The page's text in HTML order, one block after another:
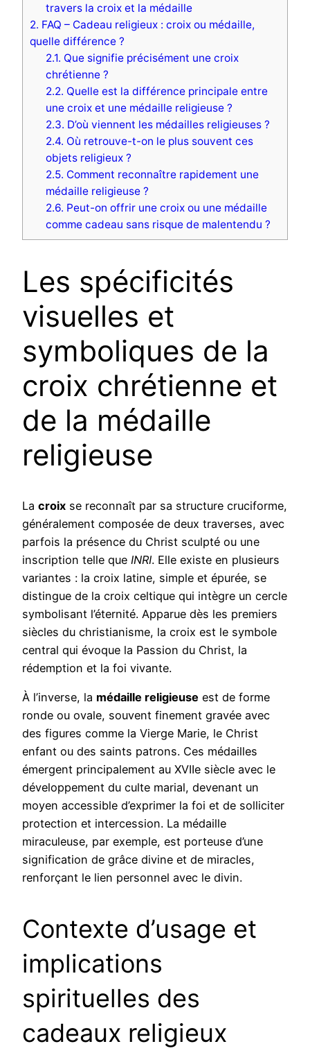
travers la croix et la médaille
2. FAQ – Cadeau religieux : croix ou médaille,
quelle différence ?
2.1. Que signifie précisément une croix
chrétienne ?
2.2. Quelle est la différence principale entre
une croix et une médaille religieuse ?
2.3. D’où viennent les médailles religieuses ?
2.4. Où retrouve-t-on le plus souvent ces
objets religieux ?
2.5. Comment reconnaître rapidement une
médaille religieuse ?
2.6. Peut-on offrir une croix ou une médaille
comme cadeau sans risque de malentendu ?
Les spécificités
visuelles et
symboliques de la
croix chrétienne et
de la médaille
religieuse
La croix se reconnaît par sa structure cruciforme,
généralement composée de deux traverses, avec
parfois la présence du Christ sculpté ou une
inscription telle que INRI. Elle existe en plusieurs
variantes : la croix latine, simple et épurée, se
distingue de la croix celtique qui intègre un cercle
symbolisant l’éternité. Apparue dès les premiers
siècles du christianisme, la croix est le symbole
central qui évoque la Passion du Christ, la
rédemption et la foi vivante.
À l’inverse, la médaille religieuse est de forme
ronde ou ovale, souvent finement gravée avec
des figures comme la Vierge Marie, le Christ
enfant ou des saints patrons. Ces médailles
émergent principalement au XVIIe siècle avec le
développement du culte marial, devenant un
moyen accessible d’exprimer la foi et de solliciter
protection et intercession. La médaille
miraculeuse, par exemple, est porteuse d’une
signification de grâce divine et de miracles,
renforçant le lien personnel avec le divin.
Contexte d’usage et
implications
spirituelles des
cadeaux religieux